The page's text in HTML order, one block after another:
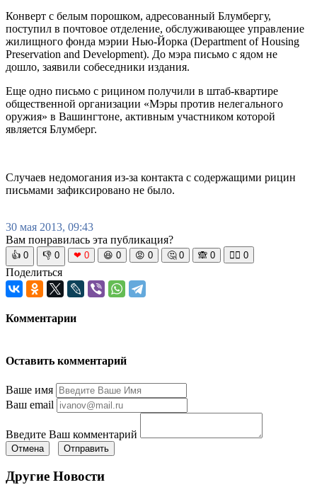
Конверт с белым порошком, адресованный Блумбергу,
поступил в почтовое отделение, обслуживающее управление
жилищного фонда мэрии Нью-Йорка (Department of Housing
Preservation and Development). До мэра письмо с ядом не
дошло, заявили собеседники издания.
Еще одно письмо с рицином получили в штаб-квартире
общественной организации «Мэры против нелегального
оружия» в Вашингтоне, активным участником которой
является Блумберг.
Случаев недомогания из-за контакта с содержащими рицин
письмами зафиксировано не было.
30 мая 2013, 09:43
Вам понравилась эта публикация?
👍 0 👎 0 ❤ 0 😆 0 😡 0 🤔 0 🙈 0 🧘‍♀️ 0
Поделиться
Комментарии
Оставить комментарий
Ваше имя
Ваш email
Введите Ваш комментарий
Отмена Отправить
Другие Новости